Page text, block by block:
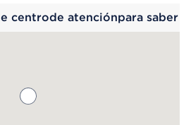
centrode atenciónpara saber